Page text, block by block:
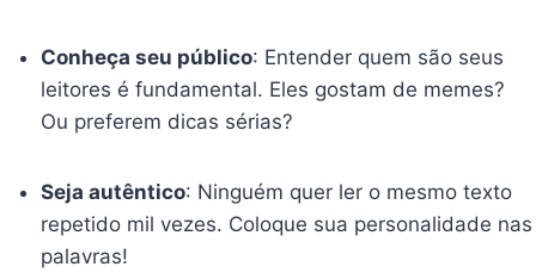
Conheça seu público: Entender quem são seus
leitores é fundamental. Eles gostam de memes?
Ou preferem dicas sérias?
Seja autêntico: Ninguém quer ler o mesmo texto
repetido mil vezes. Coloque sua personalidade nas
palavras!